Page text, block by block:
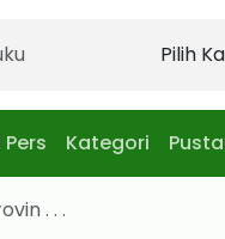
Kategori
. . .